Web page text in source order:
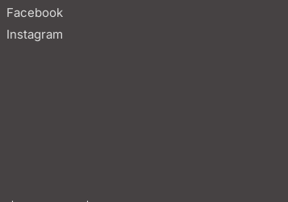
Facebook
Instagram